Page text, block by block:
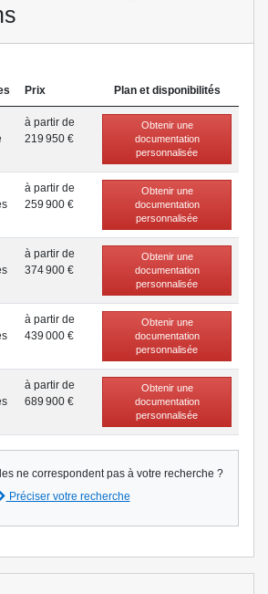
Prix Plan et disponibilités
à partir de
219 950 €
Obtenir une
documentation
personnalisée
s
à partir de
259 900 €
Obtenir une
documentation
personnalisée
s
à partir de
374 900 €
Obtenir une
documentation
personnalisée
s
à partir de
439 000 €
Obtenir une
documentation
personnalisée
s
à partir de
689 900 €
Obtenir une
documentation
personnalisée
ne correspondent pas à votre recherche ?
Préciser votre recherche